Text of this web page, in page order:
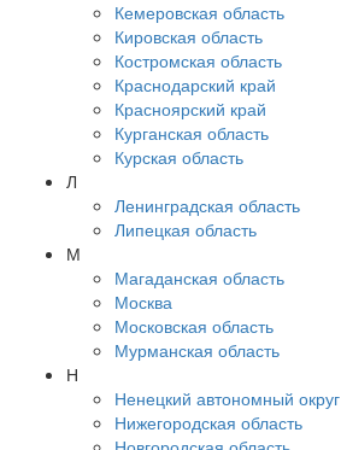
Кемеровская область
Кировская область
Костромская область
Краснодарский край
Красноярский край
Курганская область
Курская область
Л
Ленинградская область
Липецкая область
М
Магаданская область
Москва
Московская область
Мурманская область
Н
Ненецкий автономный округ
Нижегородская область